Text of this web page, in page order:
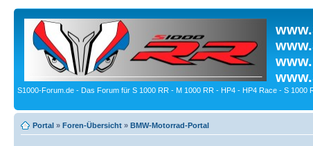
S1000-Forum.de - Das Forum für S 1000 RR - M 1000 RR - HP4 - HP4 Race - S 1000
Portal » Foren-Übersicht » BMW-Motorrad-Portal